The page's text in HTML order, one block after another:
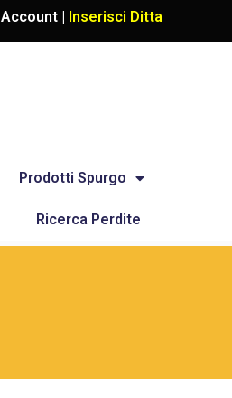
Account | Inserisci Ditta
Prodotti Spurgo
Ricerca Perdite